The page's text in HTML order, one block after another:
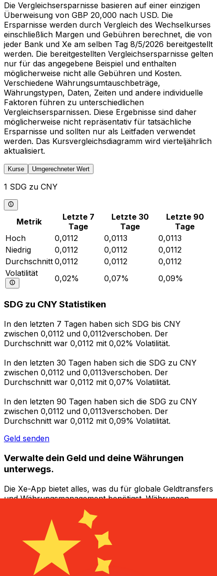
Die Vergleichsersparnisse basieren auf einer einzigen
Überweisung von GBP 20,000 nach USD. Die
Ersparnisse werden durch Vergleich des Wechselkurses
einschließlich Margen und Gebühren berechnet, die von
jeder Bank und Xe am selben Tag 8/5/2026 bereitgestellt
werden. Die bereitgestellten Vergleichsersparnisse gelten
nur für das angegebene Beispiel und enthalten
möglicherweise nicht alle Gebühren und Kosten.
Verschiedene Währungsumtauschbeträge,
Währungstypen, Daten, Zeiten und andere individuelle
Faktoren führen zu unterschiedlichen
Vergleichsersparnissen. Diese Ergebnisse sind daher
möglicherweise nicht repräsentativ für tatsächliche
Ersparnisse und sollten nur als Leitfaden verwendet
werden. Das Kursvergleichsdiagramm wird vierteljährlich
aktualisiert.
Kurse Umgerechneter Wert
1 SDG zu CNY
Metrik
Letzte 7
Tage
Letzte 30
Tage
Letzte 90
Tage
Hoch
0,0112 0,0113
0,0113
Niedrig
0,0112 0,0112
0,0112
Durchschnitt 0,0112 0,0112
0,0112
Volatilität
0,02% 0,07% 0,09%
SDG zu CNY Statistiken
In den letzten 7 Tagen haben sich SDG bis CNY
zwischen 0,0112 und 0,0112verschoben. Der
Durchschnitt war 0,0112 mit 0,02% Volatilität.
In den letzten 30 Tagen haben sich die SDG zu CNY
zwischen 0,0112 und 0,0113verschoben. Der
Durchschnitt war 0,0112 mit 0,07% Volatilität.
In den letzten 90 Tagen haben sich die SDG zu CNY
zwischen 0,0112 und 0,0113verschoben. Der
Durchschnitt war 0,0112 mit 0,09% Volatilität.
Geld senden
Verwalte dein Geld und deine Währungen
unterwegs.
Die Xe-App bietet alles, was du für globale Geldtransfers
und Währungsmanagement benötigst. Währungen
umrechnen, Kursbenachrichtigungen einrichten und
Geld ins Ausland überweisen, ohne versteckte
Gebühren. Heute herunterladen!